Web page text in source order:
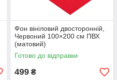
Фон вініловий двосторонній,
Червоний 100×200 см ПВХ
(матовий)
Готово до відправки
499 ₴